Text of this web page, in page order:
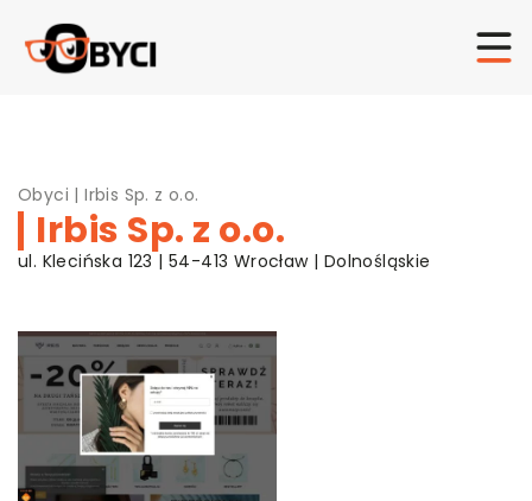
Obyci |Irbis Sp. z o.o.
Irbis Sp. z o.o.
ul. Klecińska 123 | 54-413 Wrocław | Dolnośląskie